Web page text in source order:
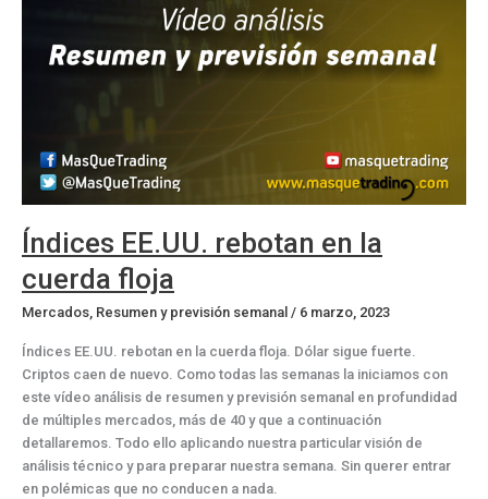
caen
Índices EE.UU. rebotan en la
cuerda floja
Mercados, Resumen y previsión semanal / 6 marzo, 2023
Índices EE.UU. rebotan en la cuerda floja. Dólar sigue fuerte.
Criptos caen de nuevo. Como todas las semanas la iniciamos con
este vídeo análisis de resumen y previsión semanal en profundidad
de múltiples mercados, más de 40 y que a continuación
detallaremos. Todo ello aplicando nuestra particular visión de
análisis técnico y para preparar nuestra semana. Sin querer entrar
en polémicas que no conducen a nada.